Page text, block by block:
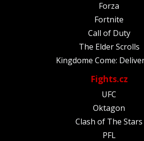
Forza
Fortnite
Call of Duty
The Elder Scrolls
Kingdome Come:
Fights.cz
UFC
Oktagon
Clash of The Stars
PFL